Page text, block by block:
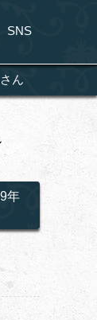
SNS
ん
年